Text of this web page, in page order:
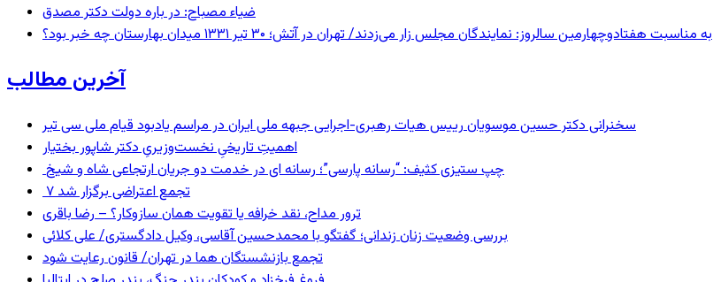
ضیاء مصباح: در باره دولت دکتر مصدق
به مناسبت هفتادوچهارمین سالروز: نمایندگان مجلس زار می‌زدند/ تهران در آتش؛ ۳۰ تیر ۱۳۳۱ میدان بهارستان چه خبر بود؟
آخرین مطالب
سخنرانی دکتر حسین موسویان رییس هیات رهبری-اجرایی جبهه ملی ایران در مراسم یادبود قیام ملی سی تیر
اهمیتِ تاریخیِ نخست‌وزیریِ دکتر شاپور بختیار
چپ ستیزی کثیف: “رسانه پارسی”؛ رسانه ای در خدمت دو جریان ارتجاعی شاه و شیخ
۷ تجمع اعتراضی برگزار شد
ترور مداح، نقد خرافه یا تقویت همان سازوکار؟ – رضا باقری
بررسی وضعیت زنان زندانی؛ گفتگو با محمدحسین آقاسی، وکیل دادگستری/ علی کلائی
تجمع بازنشستگان هما در تهران/ قانون رعایت شود